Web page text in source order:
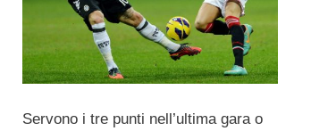
Servono i tre punti nell’ultima gara o